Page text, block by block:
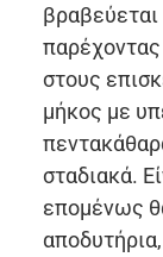
βραβεύεται
παρέχοντας
στους
μήκος με
σταδιακά.
επομένως